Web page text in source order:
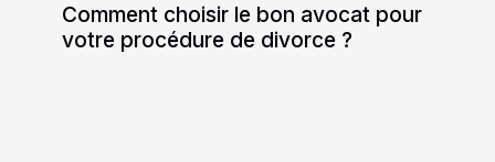
Comment choisir le bon avocat pour
votre procédure de divorce ?